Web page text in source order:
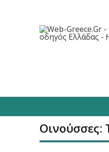
Οινούσσες: